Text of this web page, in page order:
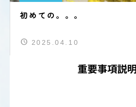
初めての。。。
2025.04.10